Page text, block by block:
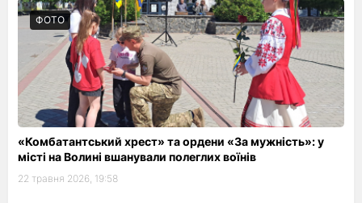
ФОТО
«Комбатантський хрест» та ордени «За мужність»: у
місті на Волині вшанували полеглих воїнів
22 травня 2026, 19:58